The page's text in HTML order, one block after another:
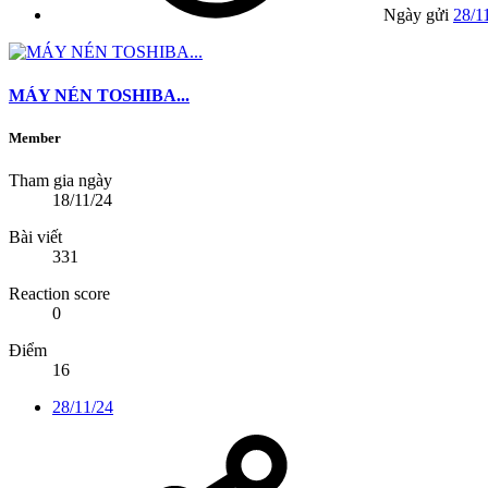
Ngày gửi 28/
MÁY NÉN TOSHIBA...
Member
Tham gia ngày
18/11/24
Bài viết
331
Reaction score
0
Điểm
16
28/11/24